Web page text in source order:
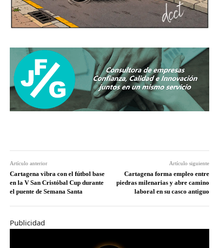
Artículo anterior
Cartagena vibra con el fútbol base
en la V San Cristóbal Cup durante
el puente de Semana Santa
Artículo siguiente
Cartagena forma empleo entre
piedras milenarias y abre camino
laboral en su casco antiguo
Publicidad